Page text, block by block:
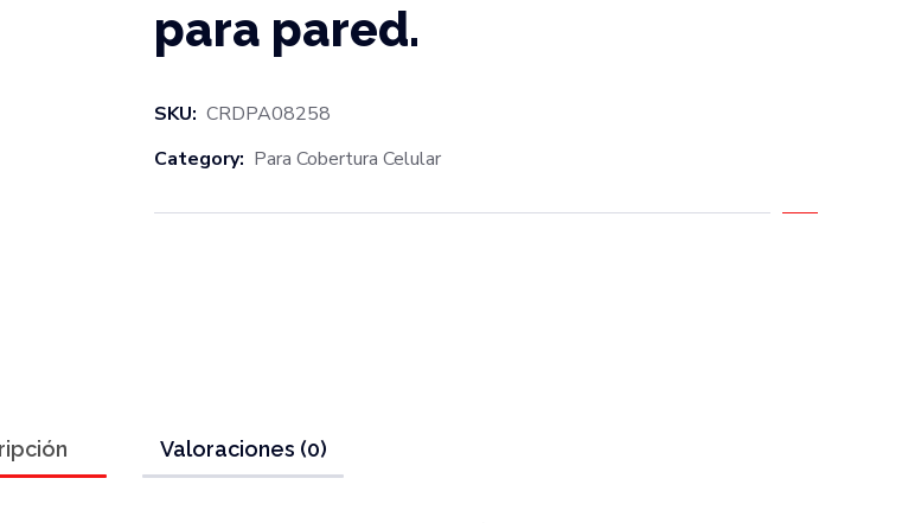
para pared.
SKU: CRDPA08258
Category: Para Cobertura Celular
Valoraciones (0)